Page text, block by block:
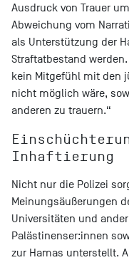
Ausdruck von Trauer
Abweichung vom
als Unterstützung der
Straftatbestand
kein Mitgefühl mit den
nicht möglich wäre,
anderen zu trauern.“
Inhaftierung
Nicht nur die Polizei
Meinungsäußerungen
Universitäten und
Palästinenser:innen
zur Hamas unterstellt.